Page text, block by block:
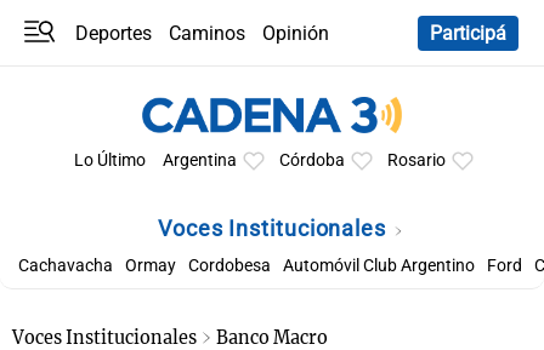
Deportes Caminos
Opinión
Participá
Lo Último Argentina Córdoba Rosario
Voces Institucionales
Cachavacha Ormay Cordobesa Automóvil Club Argentino Ford
Voces Institucionales Banco Macro